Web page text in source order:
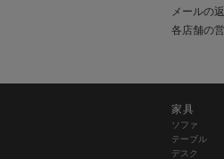
メールの
各店舗の
家具
ソファ
テーブル
デスク